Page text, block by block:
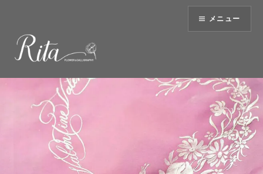
へ
メニュー